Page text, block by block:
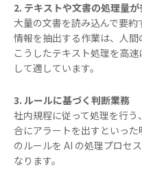
2. テキストや文書の処理量
大量の文書を読み込んで要
情報を抽出する作業は、人
こうしたテキスト処理を高
して適しています。
3. ルールに基づく判断業務
社内規程に従って処理を行
合にアラートを出すといっ
のルールを AI の処理プロセ
なります。